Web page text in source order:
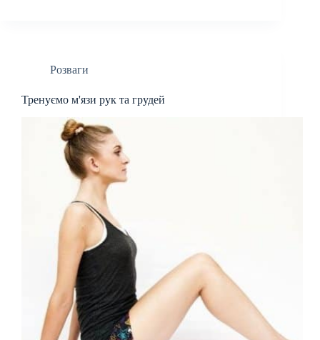
Розваги
Тренуємо м'язи рук та грудей